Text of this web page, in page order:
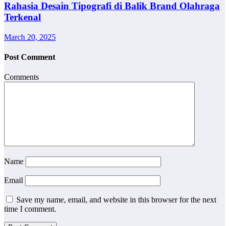
Rahasia Desain Tipografi di Balik Brand Olahraga
Terkenal
March 20, 2025
Post Comment
Comments
Name
Email
Save my name, email, and website in this browser for the next
time I comment.